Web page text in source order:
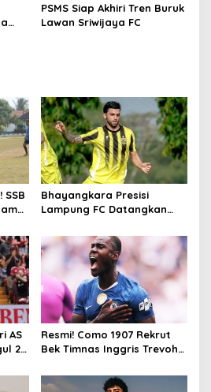
PSMS Siap Akhiri Tren Buruk
Lawan Sriwijaya FC
Bhayangkara Presisi
Lampung FC Datangkan
Mauricio Vera untuk Super
League 2026/27
AS
2-
Resmi! Como 1907 Rekrut
Bek Timnas Inggris Trevoh